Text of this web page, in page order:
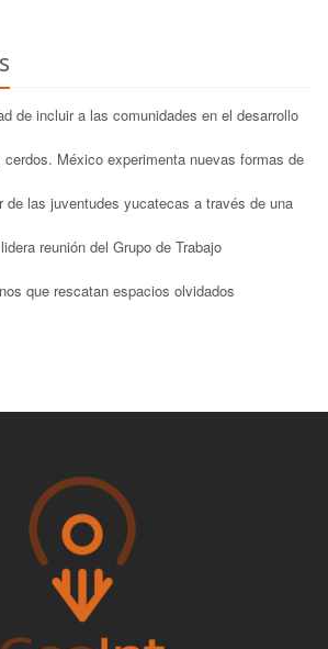
de incluir a las comunidades en el desarrollo
México experimenta nuevas formas de
de las juventudes yucatecas a través de una
reunión del Grupo de Trabajo
que rescatan espacios olvidados